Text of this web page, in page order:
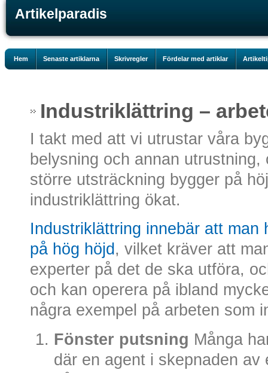
Artikelparadis
Hem Senaste artiklarna Skrivregler Fördelar med artiklar
Industriklättring –
I takt med att vi utrustar våra
belysning och annan
större utsträckning bygger på
industriklättring ökat.
Industriklättring innebär att
på hög höjd , vilket kräver att
experter på det de ska utföra,
och kan operera på ibland
några exempel på arbeten som
Fönster putsning Många
där en agent i skepnaden